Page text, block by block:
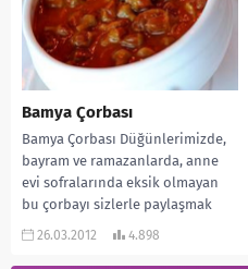
Bamya Çorbası
Bamya Çorbası Düğünlerimizde,
bayram ve ramazanlarda, anne
evi sofralarında eksik olmayan
bu çorbayı sizlerle paylaşmak
istedim. Afiyet olsun…
26.03.2012 4.898